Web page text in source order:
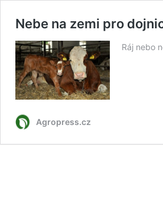
Nebe na zemi pro
Ráj nebo
Agropress.cz